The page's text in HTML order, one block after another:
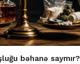
bəhanə saymır?